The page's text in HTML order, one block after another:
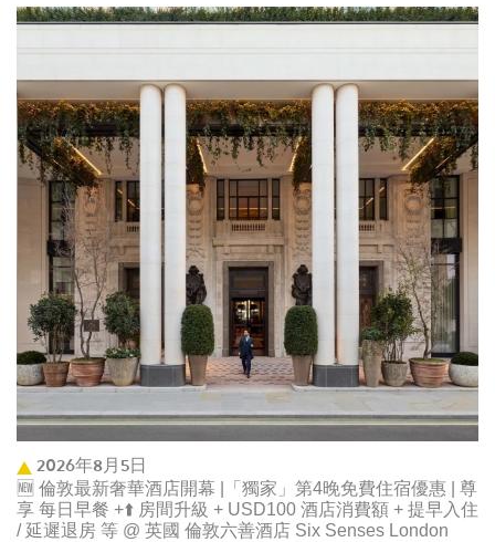
2026年8月5日
🆕 倫敦最新奢華酒店開幕 |「獨家」第4晚免費住宿優惠 | 尊
享 每日早餐 +⬆️ 房間升級 + USD100 酒店消費額 + 提早入住
/ 延遲退房 等 @ 英國 倫敦六善酒店 Six Senses London